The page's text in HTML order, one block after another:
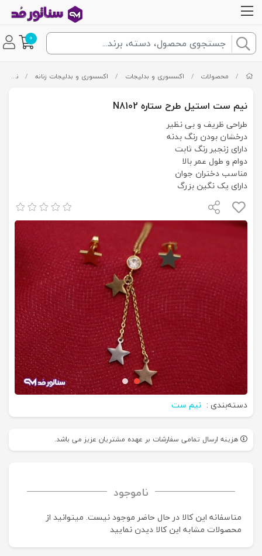
0
/ محصولات / اکسسوری و بدلیجات / اکسسوری و بدلیجات زنانه / نیم ست
نیم ست استیل طرح ستاره N8102
طراحی ظریف و بی نظیر
درخشان بودن رنگ بدنه
دارای زنجیر رنگ ثابت
دوام و طول عمر بالا
مناسب دختران جوان
دارای یک نگین بزرگ
دسته‌بندی : نیم ست
هزینه ارسال تمامی سفارشات بر عهده مشتریان عزیز می باشد.
ناموجود
متاسفانه این کالا در حال حاضر موجود نیست. می‍توانید از
محصولات مشابه این کالا دیدن نمایید